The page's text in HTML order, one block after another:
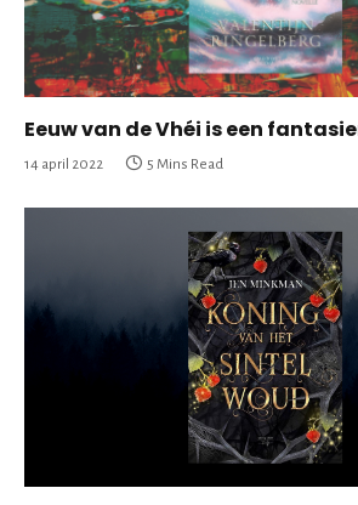
Eeuw van de Vhéi is een
14 april 2022 5 Mins Read